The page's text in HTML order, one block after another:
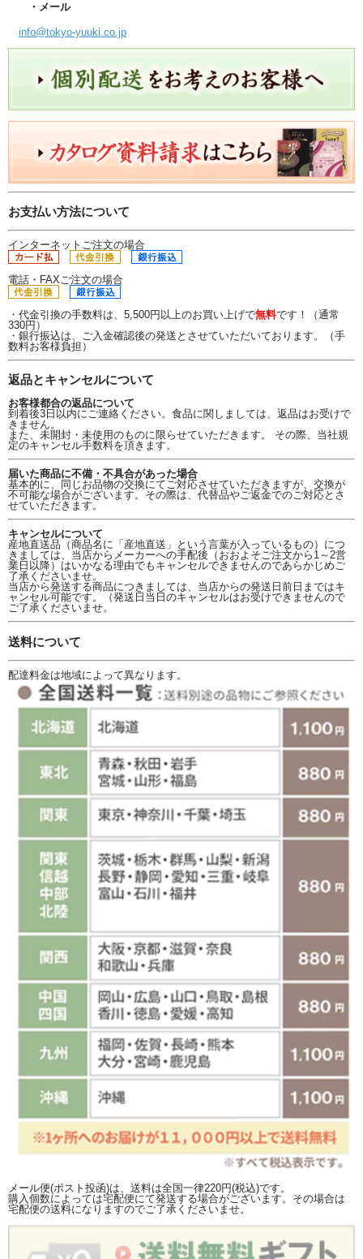
・メール
info@tokyo-yuuki.co.jp
お支払い方法について
インターネットご注文の場合
電話・FAXご注文の場合
・代金引換の手数料は、5,500円以上のお買い上げで無料です！（通常
330円）
・銀行振込は、ご入金確認後の発送とさせていただいております。（手
数料お客様負担）
返品とキャンセルについて
お客様都合の返品について
到着後3日以内にご連絡ください。食品に関しましては、返品はお受けで
きません。
また、未開封・未使用のものに限らせていただきます。 その際、当社規
定のキャンセル手数料を頂きます。
届いた商品に不備・不具合があった場合
基本的に、同じお品物の交換にてご対応させていただきますが、交換が
不可能な場合がございます。その際は、代替品やご返金でのご対応とさ
せていただきます。
キャンセルについて
産地直送品（商品名に「産地直送」という言葉が入っているもの）につ
きましては、当店からメーカーへの手配後（おおよそご注文から1～2営
業日以降）はいかなる理由でもキャンセルできませんのであらかじめご
了承くださいませ。
当店から発送する商品につきましては、当店からの発送日前日まではキ
ャンセル可能です。（発送日当日のキャンセルはお受けできませんので
ご了承くださいませ。
送料について
配達料金は地域によって異なります。
メール便(ポスト投函)は、送料は全国一律220円(税込)です。
購入個数によっては宅配便にて発送する場合がございます。その場合は
宅配便の送料になりますのでご了承くださいませ。